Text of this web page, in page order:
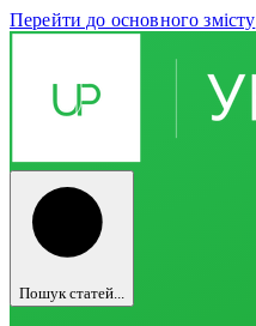
Перейти до основного змісту
Пошук статей...